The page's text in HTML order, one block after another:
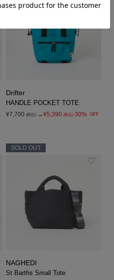
Drifter
HANDLE POCKET TOTE
¥7,700 (税込) →¥5,390 (税込) 30% OFF
SOLD OUT
NAGHEDI
St Barths Small Tote